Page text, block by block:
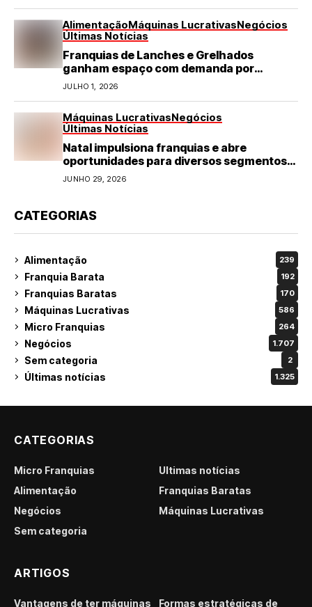
AlimentaçãoMáquinas LucrativasNegócios
Últimas Notícias
Franquias de Lanches e Grelhados
ganham espaço com demanda por
refeições rápidas e de qualidade
JULHO 1, 2026
Máquinas LucrativasNegócios
Últimas Notícias
Natal impulsiona franquias e abre
oportunidades para diversos segmentos
do varejo
JUNHO 29, 2026
CATEGORIAS
Alimentação 239
Franquia Barata 192
Franquias Baratas 170
Máquinas Lucrativas 586
Micro Franquias 264
Negócios 1.707
Sem categoria 2
Últimas notícias 1.325
CATEGORIAS
Micro Franquias
Últimas notícias
Alimentação
Franquias Baratas
Negócios
Máquinas Lucrativas
Sem categoria
ARTIGOS
Vantagens de ter máquinas Formas estratégicas de